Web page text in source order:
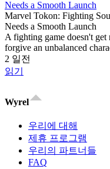
Marvel Tokon: Fighting
Needs a Smooth Launch
A fighting game doesn't get
forgive an unbalanced
2 일전
읽기
Wyrel
우리에 대해
제휴 프로그램
우리의 파트너들
FAQ